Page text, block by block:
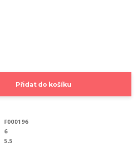
Přidat do košíku
F000196
6
5,5